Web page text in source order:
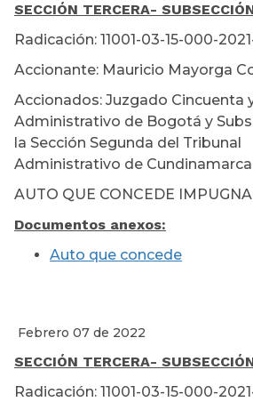
SECCIÓN TERCERA-
Radicación: 11001-03-15-000-
Accionante: Mauricio Mayorga
Accionados: Juzgado Cincuenta
Administrativo de Bogotá y
la Sección Segunda del Tribunal
Administrativo de Cundinamarca
AUTO QUE CONCEDE
Documentos anexos:
Auto que concede
Febrero 07 de 2022
SECCIÓN TERCERA-
Radicación: 11001-03-15-000-